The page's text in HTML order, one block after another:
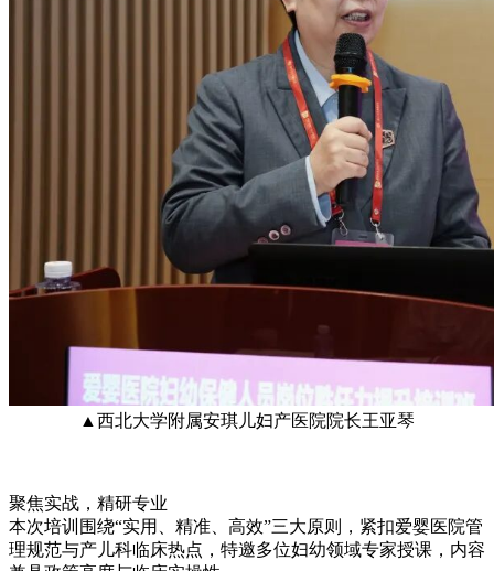
▲西北大学附属安琪儿妇产医院院长王亚琴
聚焦实战，精研专业
本次培训围绕“实用、精准、高效”三大原则，紧扣爱婴医院管
理规范与产儿科临床热点，特邀多位妇幼领域专家授课，内容